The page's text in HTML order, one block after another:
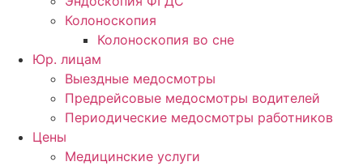
Колоноскопия
Колоноскопия во сне
Юр. лицам
Выездные медосмотры
Предрейсовые медосмотры водителей
Периодические медосмотры работников
Цены
Медицинские услуги